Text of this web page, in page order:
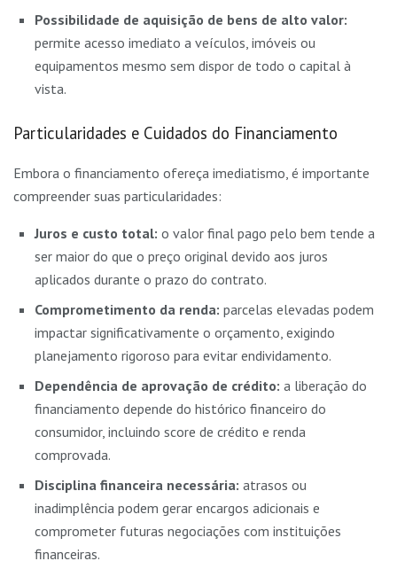
Possibilidade de aquisição de bens de alto valor:
permite acesso imediato a veículos, imóveis ou
equipamentos mesmo sem dispor de todo o capital à
vista.
Particularidades e Cuidados do Financiamento
Embora o financiamento ofereça imediatismo, é importante
compreender suas particularidades:
Juros e custo total: o valor final pago pelo bem tende a
ser maior do que o preço original devido aos juros
aplicados durante o prazo do contrato.
Comprometimento da renda: parcelas elevadas podem
impactar significativamente o orçamento, exigindo
planejamento rigoroso para evitar endividamento.
Dependência de aprovação de crédito: a liberação do
financiamento depende do histórico financeiro do
consumidor, incluindo score de crédito e renda
comprovada.
Disciplina financeira necessária: atrasos ou
inadimplência podem gerar encargos adicionais e
comprometer futuras negociações com instituições
financeiras.